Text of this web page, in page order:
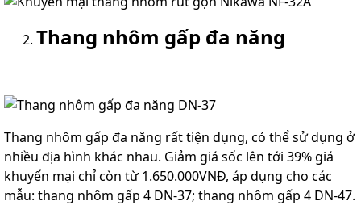
Thang nhôm gấp đa năng
Thang nhôm gấp đa năng rất tiện dụng, có thể sử dụng ở
nhiều địa hình khác nhau. Giảm giá sốc lên tới 39% giá
khuyến mại chỉ còn từ 1.650.000VNĐ, áp dụng cho các
mẫu: thang nhôm gấp 4 DN-37; thang nhôm gấp 4 DN-47.